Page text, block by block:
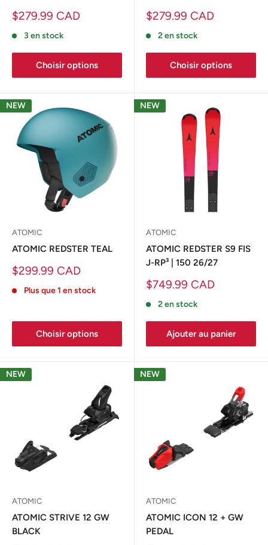
Prix
$279.99 CAD
3 en stock
Choisir options
Prix
$279.99 CAD
2 en stock
Choisir options
NEW
ATOMIC
ATOMIC REDSTER TEAL
Prix
$299.99 CAD
Plus que 1 en stock
Choisir options
NEW
ATOMIC
ATOMIC REDSTER S9 FIS
J-RP³ | 150 26/27
Prix
$749.99 CAD
2 en stock
Ajouter au panier
NEW
ATOMIC
ATOMIC STRIVE 12 GW
BLACK
NEW
ATOMIC
ATOMIC ICON 12 + GW
PEDAL